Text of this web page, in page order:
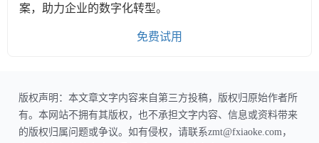
案，助力企业的数字化转型。
免费试用
版权声明：本文章文字内容来自第三方投稿，版权归原始作者所
有。本网站不拥有其版权，也不承担文字内容、信息或资料带来
的版权归属问题或争议。如有侵权，请联系zmt@fxiaoke.com，